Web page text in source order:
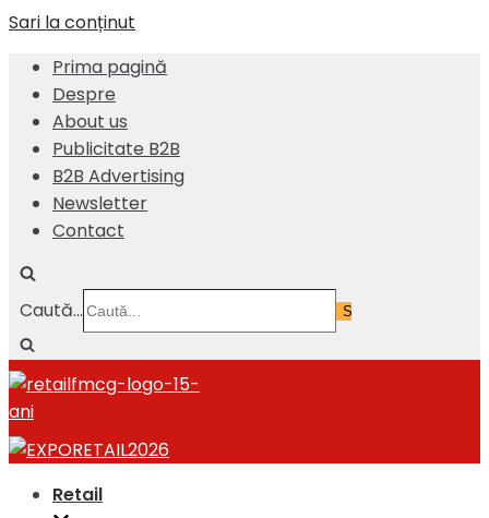
Sari la conținut
Prima pagină
Despre
About us
Publicitate B2B
B2B Advertising
Newsletter
Contact
Caută...
Retail